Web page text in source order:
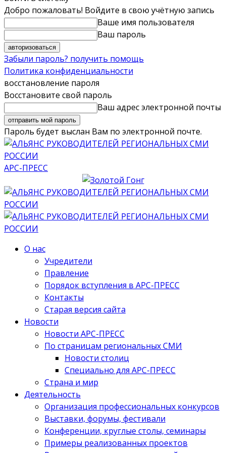
Добро пожаловать! Войдите в свою учётную запись
Ваше имя пользователя
Ваш пароль
Забыли пароль? получить помощь
Политика конфиденциальности
восстановление пароля
Восстановите свой пароль
Ваш адрес электронной почты
Пароль будет выслан Вам по электронной почте.
АРС-ПРЕСС
О нас
Учредители
Правление
Порядок вступления в АРС-ПРЕСС
Контакты
Старая версия сайта
Новости
Новости АРС-ПРЕСС
По страницам региональных СМИ
Новости столиц
Специально для АРС-ПРЕСС
Страна и мир
Деятельность
Организация профессиональных конкурсов
Выставки, форумы, фестивали
Конференции, круглые столы, семинары
Примеры реализованных проектов